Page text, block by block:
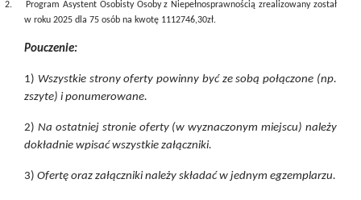
2. Program Asystent Osobisty Osoby z Niepełnosprawnością zrealizowany został
w roku 2025 dla 75 osób na kwotę 1112746,30zł.
Pouczenie:
1) Wszystkie strony oferty powinny być ze sobą połączone (np.
zszyte) i ponumerowane.
2) Na ostatniej stronie oferty (w wyznaczonym miejscu) należy
dokładnie wpisać wszystkie załączniki.
3) Ofertę oraz załączniki należy składać w jednym egzemplarzu.